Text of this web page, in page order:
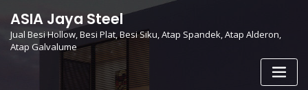
content
ASIA Jaya Steel
Jual Besi Hollow, Besi Plat, Besi Siku, Atap Spandek, Atap Alderon,
Atap Galvalume